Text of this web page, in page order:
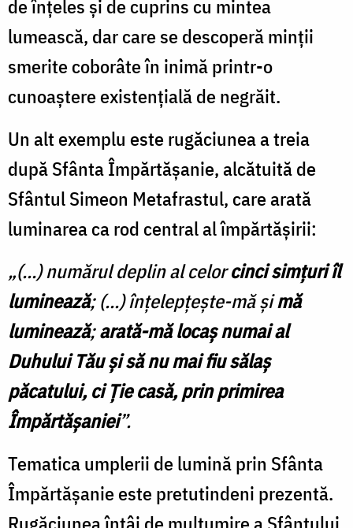
de înțeles și de cuprins cu mintea
lumească, dar care se descoperă minții
smerite coborâte în inimă printr-o
cunoaștere existențială de negrăit.
Un alt exemplu este rugăciunea a treia
după Sfânta Împărtășanie, alcătuită de
Sfântul Simeon Metafrastul, care arată
luminarea ca rod central al împărtășirii:
„(...) numărul deplin al celorcinci simțuri îl
luminează; (...) înțelepțește-mă șimă
luminează;arată-mă locaș numai al
Duhului Tău și să nu mai fiu sălaș
păcatului, ci Ție casă, prin primirea
Împărtășaniei”.
Tematica umplerii de lumină prin Sfânta
Împărtășanie este pretutindeni prezentă.